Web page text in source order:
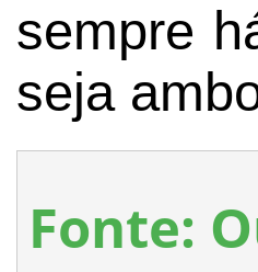
sempre
seja
Fonte: